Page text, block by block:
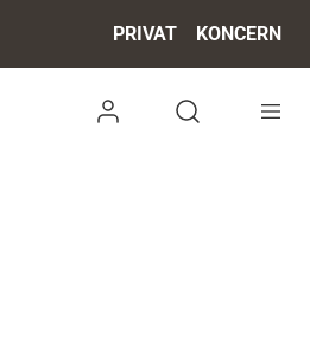
PRIVAT KONCERN
Log ind